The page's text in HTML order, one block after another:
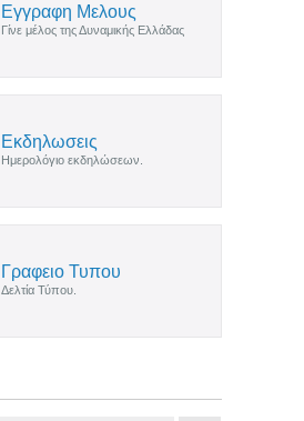
Εγγραφη Μελους
Γίνε μέλος της Δυναμικής Ελλάδας
Εκδηλωσεις
Ημερολόγιο εκδηλώσεων.
Γραφειο Τυπου
Δελτία Τύπου.